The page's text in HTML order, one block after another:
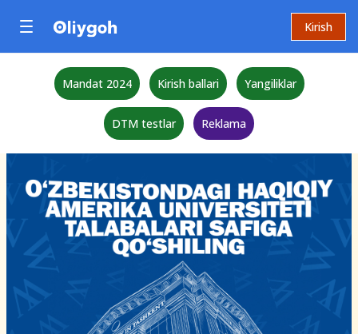
Kirish
Mandat 2024 Kirish ballari Yangiliklar
DTM testlar Reklama